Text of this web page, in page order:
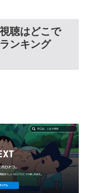
聴はどこで
ンキング